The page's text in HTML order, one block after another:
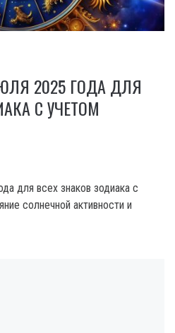
2025 ГОДА ДЛЯ
С УЧЕТОМ
для всех знаков зодиака с
солнечной активности и